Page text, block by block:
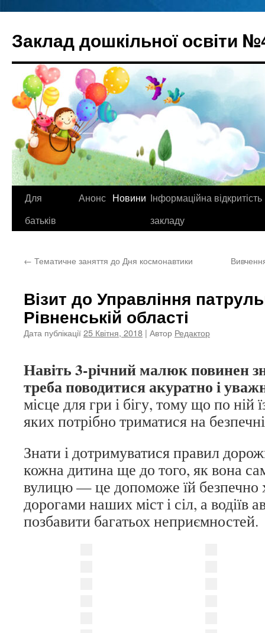
вмісту
Заклад дошкільної освіти
Для
батьків
Анонс Новини Інформаційна відкритість
закладу
← Тематичне заняття до Дня космонавтики
Візит до Управління
Рівненській області
Дата публікації25 Квітня, 2018 | Автор Редактор
Навіть 3-річний малюк повинен
треба поводитися акуратно і
місце для гри і бігу, тому що по ній
яких потрібно триматися на
Знати і дотримуватися правил
кожна дитина ще до того, як вона
вулицю — це допоможе їй безпечно
дорогами наших міст і сіл, а водіїв
позбавити багатьох неприємностей.